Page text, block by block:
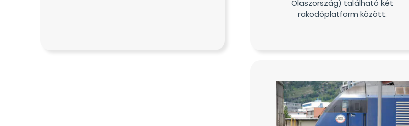
Olaszország) található két
rakodóplatform között.